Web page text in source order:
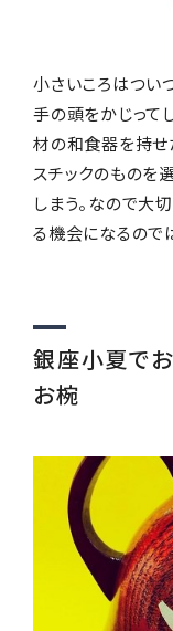
小さいころはつい
手の頭をかじって
材の和食器を持せ
スチックのものを
しまう。なので大
る機会になるので
銀座小夏で
お椀